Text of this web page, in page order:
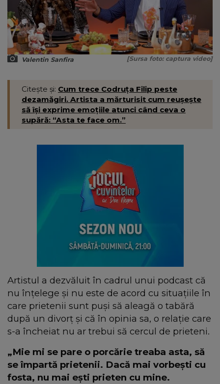
Valentin Sanfira [Sursa foto: captura video]
Citește și: Cum trece Codruța Filip peste
dezamăgiri. Artista a mărturisit cum reușește
să își exprime emoțiile atunci când ceva o
supără: “Asta te face om.”
Artistul a dezvăluit în cadrul unui podcast că
nu înțelege și nu este de acord cu situațiile în
care prietenii sunt puși să aleagă o tabără
după un divorț și că în opinia sa, o relație care
s-a încheiat nu ar trebui să cercul de prieteni.
„Mie mi se pare o porcărie treaba asta, să
se împartă prietenii. Dacă mai vorbești cu
fosta, nu mai ești prieten cu mine.